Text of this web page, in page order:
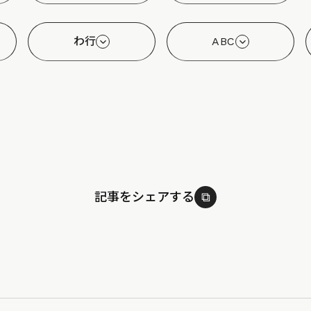
わ行 ABC
記事をシェアする ⧉